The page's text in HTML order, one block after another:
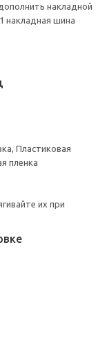
накладной
накладная шина
Пластиковая
пленка
их при